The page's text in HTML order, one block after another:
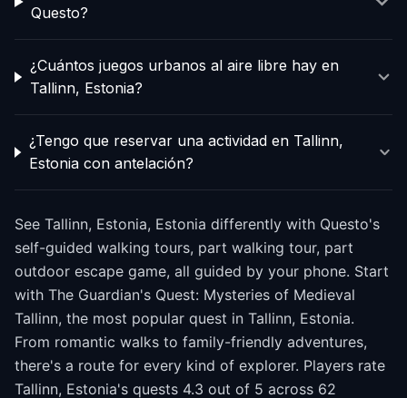
Questo?
¿Cuántos juegos urbanos al aire libre hay en
Tallinn, Estonia?
¿Tengo que reservar una actividad en Tallinn,
Estonia con antelación?
See Tallinn, Estonia, Estonia differently with Questo's
self-guided walking tours, part walking tour, part
outdoor escape game, all guided by your phone. Start
with The Guardian's Quest: Mysteries of Medieval
Tallinn, the most popular quest in Tallinn, Estonia.
From romantic walks to family-friendly adventures,
there's a route for every kind of explorer. Players rate
Tallinn, Estonia's quests 4.3 out of 5 across 62